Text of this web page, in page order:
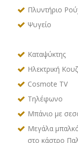
Πλυντήριο
Ψυγείο
Καταψύκτης
Ηλεκτρική
Cosmote TV
Τηλέφωνο
Μπάνιο με
Μεγάλα
στο κάστρο